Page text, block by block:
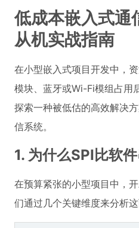
低成本嵌入式
从机实战指南
在小型嵌入式项目开发中，
模块、蓝牙或Wi-Fi模组占用
探索一种被低估的高效解决
信系统。
1. 为什么SPI比软
在预算紧张的小型项目中，
们通过几个关键维度来分析